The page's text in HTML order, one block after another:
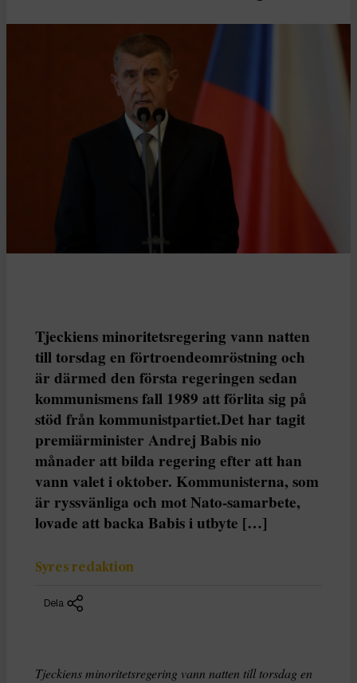
Tjeckiens minoritetsregering vann natten
till torsdag en förtroendeomröstning och
är därmed den första regeringen sedan
kommunismens fall 1989 att förlita sig på
stöd från kommunistpartiet.Det har tagit
premiärminister Andrej Babis nio
månader att bilda regering efter att han
vann valet i oktober. Kommunisterna, som
är ryssvänliga och mot Nato-samarbete,
lovade att backa Babis i utbyte […]
Syres redaktion
Dela
Tjeckiens minoritetsregering vann natten till torsdag en